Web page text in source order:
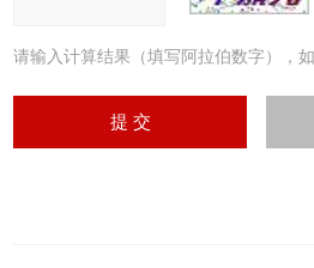
请输入计算结果（填写阿拉伯数字），